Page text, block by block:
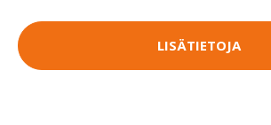
LISÄTIETOJA